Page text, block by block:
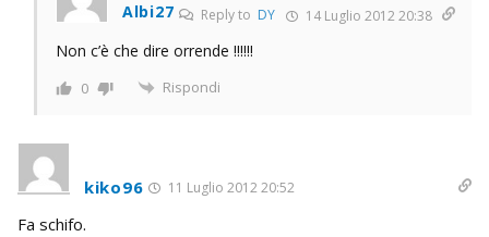
Albi27 Reply to DY 14 Luglio 2012 20:38
Non c’è che dire orrende !!!!!!
0 Rispondi
kiko96 11 Luglio 2012 20:52
Fa schifo.